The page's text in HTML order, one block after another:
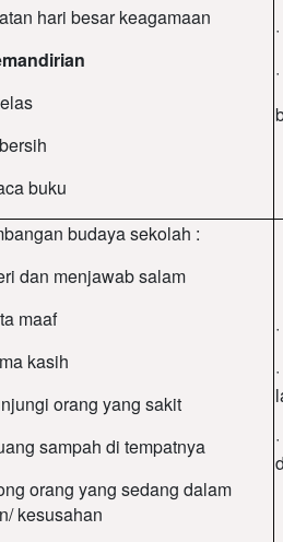
hari besar keagamaan
buku
budaya sekolah :
dan menjawab salam
maaf
kasih
orang yang sakit
sampah di tempatnya
orang yang sedang dalam
kesusahan